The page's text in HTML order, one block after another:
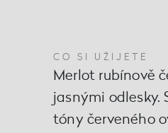
CO SI UŽIJETE
Merlot rubínově
jasnými odlesky.
tóny červeného